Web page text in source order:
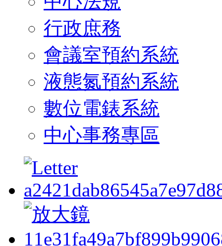
行政庶務
會議室預約系統
液態氮預約系統
數位電錶系統
中心事務專區